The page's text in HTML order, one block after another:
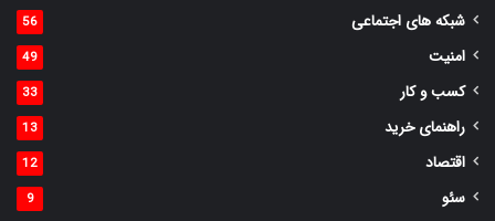
شبکه های اجتماعی 56
امنیت 49
کسب و کار 33
راهنمای خرید 13
اقتصاد 12
سئو 9